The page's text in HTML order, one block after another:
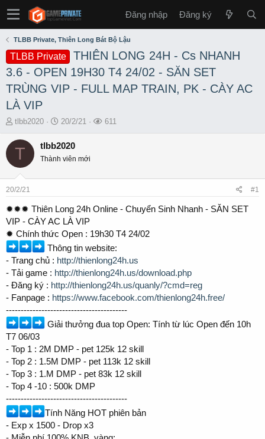
Đăng nhập Đăng ký
TLBB Private, Thiên Long Bát Bộ Lậu
TLBB Private
THIÊN LONG 24H - Cs NHANH
3.6 - OPEN 19H30 T4 24/02 - SĂN SET
TRÙNG VIP - FULL MAP TRAIN, PK - CÀY AC
LÀ VIP
T
r
s
a
r
t
e
r
tlbb2020
S
a
e
20/2/21
L
611
T tlbb2020
Thành viên mới
20/2/21 #1
✹✹✹ Thiên Long 24h Online - Chuyển Sinh Nhanh - SĂN SET
VIP - CÀY AC LÀ VIP
✹ Chính thức Open : 19h30 T4 24/02
Thông tin website:
- Trang chủ : http://thienlong24h.us
- Tải game : http://thienlong24h.us/download.php
- Đăng ký : http://thienlong24h.us/quanly/?cmd=reg
- Fanpage : https://www.facebook.com/thienlong24h.free/
-----------------------------------------
Giải thưởng đua top Open: Tính từ lúc Open đến 10h
T7 06/03
- Top 1 : 2M DMP - pet 125k 12 skill
- Top 2 : 1.5M DMP - pet 113k 12 skill
- Top 3 : 1.M DMP - pet 83k 12 skill
- Top 4 -10 : 500k DMP
-----------------------------------------
Tính Năng HOT phiên bản
- Exp x 1500 - Drop x3